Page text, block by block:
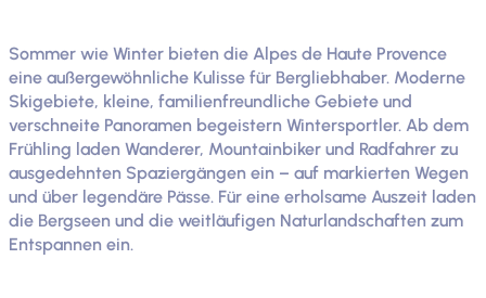
Sommer wie Winter bieten die Alpes de Haute Provence
eine außergewöhnliche Kulisse für Bergliebhaber. Moderne
Skigebiete, kleine, familienfreundliche Gebiete und
verschneite Panoramen begeistern Wintersportler. Ab dem
Frühling laden Wanderer, Mountainbiker und Radfahrer zu
ausgedehnten Spaziergängen ein – auf markierten Wegen
und über legendäre Pässe. Für eine erholsame Auszeit laden
die Bergseen und die weitläufigen Naturlandschaften zum
Entspannen ein.